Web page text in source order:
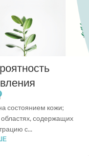
состоянием кожи;
содержащих
с...